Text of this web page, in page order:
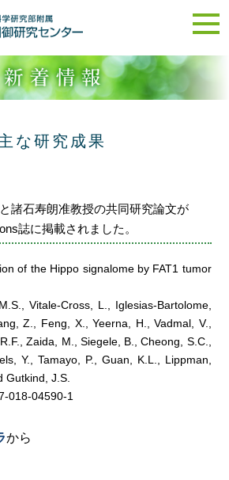
な研究成果
諸石寿朗准教授の共同研究論文が
誌に掲載されました。
of the Hippo signalome by FAT1 tumor
Vitale-Cross, L., Iglesias-Bartolome,
Z., Feng, X., Yeerna, H., Vadmal, V.,
Zaida, M., Siegele, B., Cheong, S.C.,
Y., Tamayo, P., Guan, K.L., Lippman,
Gutkind, J.S.
018-04590-1
から